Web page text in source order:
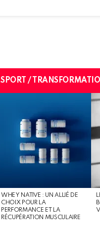
SPORT /
WHEY NATIVE : UN ALLIÉ DE
CHOIX POUR LA
PERFORMANCE ET LA
RÉCUPÉRATION MUSCULAIRE